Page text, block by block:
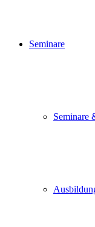
Seminare
Seminare